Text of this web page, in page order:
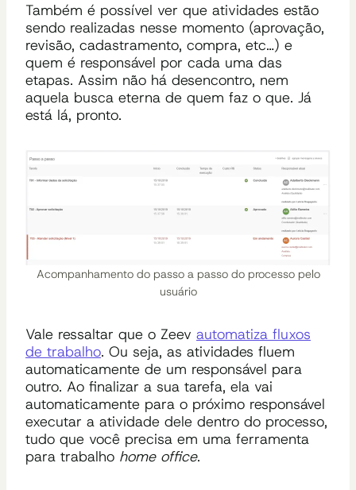
Também é possível ver que atividades estão
sendo realizadas nesse momento (aprovação,
revisão, cadastramento, compra, etc…) e
quem é responsável por cada uma das
etapas. Assim não há desencontro, nem
aquela busca eterna de quem faz o que. Já
está lá, pronto.
Acompanhamento do passo a passo do processo pelo
usuário
Vale ressaltar que o Zeev automatiza fluxos
de trabalho. Ou seja, as atividades fluem
automaticamente de um responsável para
outro. Ao finalizar a sua tarefa, ela vai
automaticamente para o próximo responsável
executar a atividade dele dentro do processo,
tudo que você precisa em uma ferramenta
para trabalho home office.